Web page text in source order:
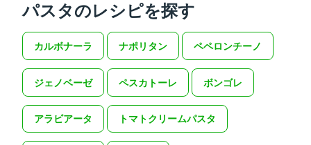
パスタのレシピを探す
カルボナーラ ナポリタン ペペロンチーノ
ジェノベーゼ ペスカトーレ ボンゴレ
アラビアータ トマトクリームパスタ